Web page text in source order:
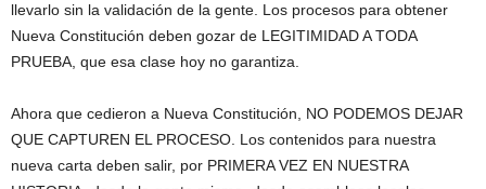
llevarlo sin la validación de la gente. Los procesos para obtener
Nueva Constitución deben gozar de LEGITIMIDAD A TODA
PRUEBA, que esa clase hoy no garantiza.
Ahora que cedieron a Nueva Constitución, NO PODEMOS DEJAR
QUE CAPTUREN EL PROCESO. Los contenidos para nuestra
nueva carta deben salir, por PRIMERA VEZ EN NUESTRA